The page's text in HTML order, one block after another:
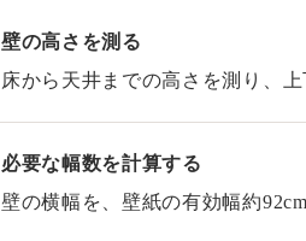
壁の高さを測る
床から天井までの高さを測り、
必要な幅数を計算する
壁の横幅を、壁紙の有効幅約